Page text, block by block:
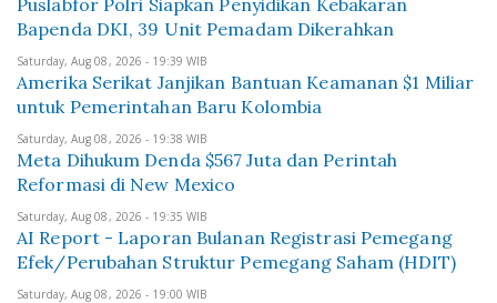
Puslabfor Polri Siapkan Penyidikan Kebakaran
Bapenda DKI, 39 Unit Pemadam Dikerahkan
Saturday, Aug 08, 2026 - 19:39 WIB
Amerika Serikat Janjikan Bantuan Keamanan $1 Miliar
untuk Pemerintahan Baru Kolombia
Saturday, Aug 08, 2026 - 19:38 WIB
Meta Dihukum Denda $567 Juta dan Perintah
Reformasi di New Mexico
Saturday, Aug 08, 2026 - 19:35 WIB
AI Report - Laporan Bulanan Registrasi Pemegang
Efek/Perubahan Struktur Pemegang Saham (HDIT)
Saturday, Aug 08, 2026 - 19:00 WIB